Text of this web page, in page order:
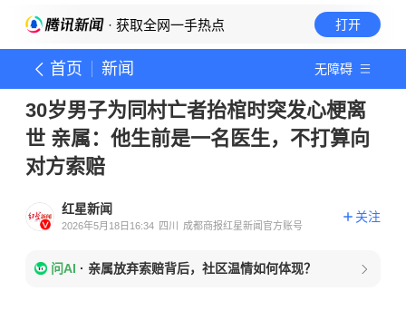
· 获取全网一手热点 打开
首页 新闻 无障碍
30岁男子为同村亡者抬棺时突发心梗离
世 亲属：他生前是一名医生，不打算向
对方索赔
红星新闻
2026年5月18日16:34 四川 成都商报红星新闻官方账号
关注
问AI · 亲属放弃索赔背后，社区温情如何体现？